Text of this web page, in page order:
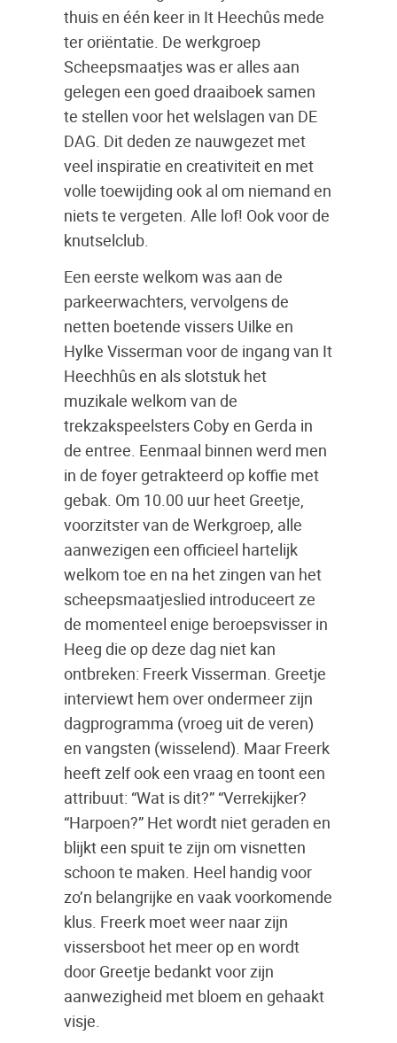
thuis en één keer in It Heechûs mede
ter oriëntatie. De werkgroep
Scheepsmaatjes was er alles aan
gelegen een goed draaiboek samen
te stellen voor het welslagen van DE
DAG. Dit deden ze nauwgezet met
veel inspiratie en creativiteit en met
volle toewijding ook al om niemand en
niets te vergeten. Alle lof! Ook voor de
knutselclub.
Een eerste welkom was aan de
parkeerwachters, vervolgens de
netten boetende vissers Uilke en
Hylke Visserman voor de ingang van It
Heechhûs en als slotstuk het
muzikale welkom van de
trekzakspeelsters Coby en Gerda in
de entree. Eenmaal binnen werd men
in de foyer getrakteerd op koffie met
gebak. Om 10.00 uur heet Greetje,
voorzitster van de Werkgroep, alle
aanwezigen een officieel hartelijk
welkom toe en na het zingen van het
scheepsmaatjeslied introduceert ze
de momenteel enige beroepsvisser in
Heeg die op deze dag niet kan
ontbreken: Freerk Visserman. Greetje
interviewt hem over ondermeer zijn
dagprogramma (vroeg uit de veren)
en vangsten (wisselend). Maar Freerk
heeft zelf ook een vraag en toont een
attribuut: “Wat is dit?” “Verrekijker?
“Harpoen?” Het wordt niet geraden en
blijkt een spuit te zijn om visnetten
schoon te maken. Heel handig voor
zo’n belangrijke en vaak voorkomende
klus. Freerk moet weer naar zijn
vissersboot het meer op en wordt
door Greetje bedankt voor zijn
aanwezigheid met bloem en gehaakt
visje.